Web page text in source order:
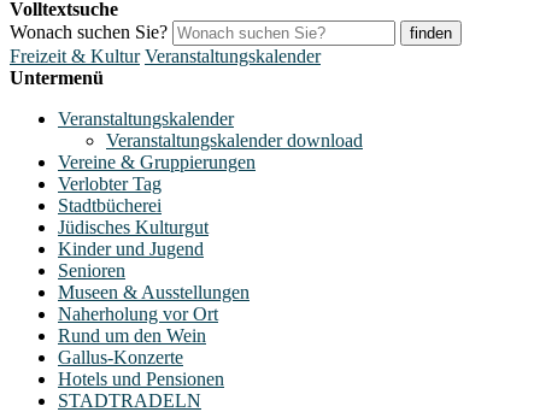
Volltextsuche
Wonach suchen Sie?
finden
Freizeit & Kultur Veranstaltungskalender
Untermenü
Veranstaltungskalender
Veranstaltungskalender download
Vereine & Gruppierungen
Verlobter Tag
Stadtbücherei
Jüdisches Kulturgut
Kinder und Jugend
Senioren
Museen & Ausstellungen
Naherholung vor Ort
Rund um den Wein
Gallus-Konzerte
Hotels und Pensionen
STADTRADELN